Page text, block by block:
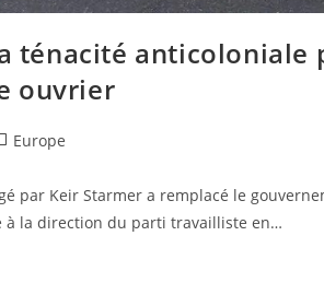
ténacité
ouvrier
Europe
par Keir Starmer a remplacé le
à la direction du parti travailliste en…